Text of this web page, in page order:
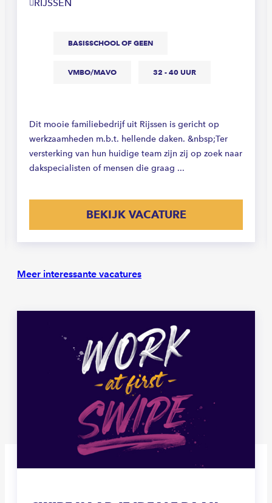
RIJSSEN
BASISSCHOOL OF GEEN
VMBO/MAVO 32 - 40 UUR
Dit mooie familiebedrijf uit Rijssen is gericht op
werkzaamheden m.b.t. hellende daken. &nbsp;Ter
versterking van hun huidige team zijn zij op zoek naar
dakspecialisten of mensen die graag ...
BEKIJK VACATURE
Meer interessante vacatures